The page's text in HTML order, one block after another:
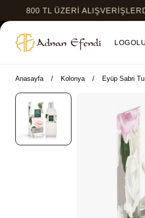
TL ÜZERİ ALIŞVERİŞLERDE
Anasayfa Kolonya Eyüp Sabri